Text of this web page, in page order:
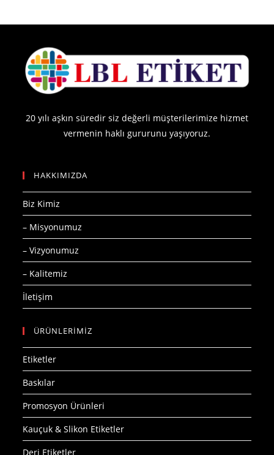
20 yılı aşkın süredir siz değerli müşterilerimize hizmet
vermenin haklı gururunu yaşıyoruz.
HAKKIMIZDA
Biz Kimiz
– Misyonumuz
– Vizyonumuz
– Kalitemiz
İletişim
ÜRÜNLERİMİZ
Etiketler
Baskılar
Promosyon Ürünleri
Kauçuk & Slikon Etiketler
Deri Etiketler